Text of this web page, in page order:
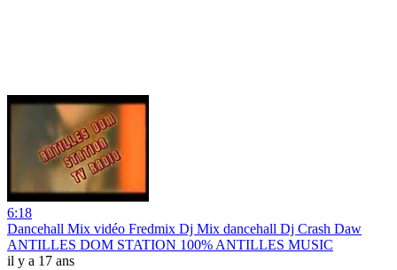
6:18
Dancehall Mix vidéo Fredmix Dj Mix dancehall Dj Crash Daw
ANTILLES DOM STATION 100% ANTILLES MUSIC
il y a 17 ans